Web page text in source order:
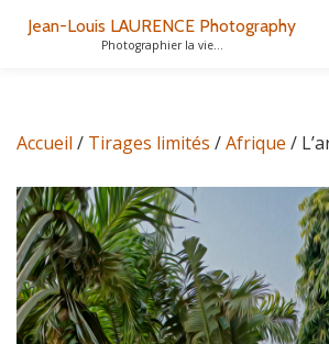
Jean-Louis LAURENCE Photography
Photographier la vie...
Accueil / Tirages limités /Afrique /